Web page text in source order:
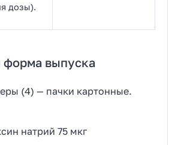
дозы).
форма выпуска
(4) — пачки картонные.
натрий 75 мкг